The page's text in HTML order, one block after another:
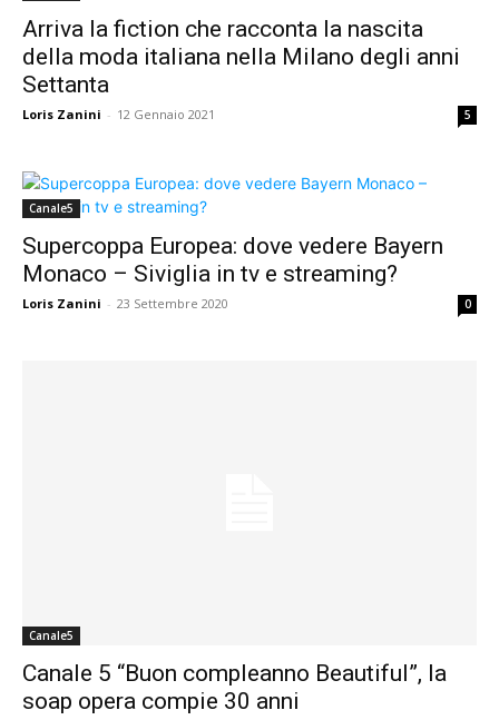
Arriva la fiction che racconta la nascita
della moda italiana nella Milano degli anni
Settanta
Loris Zanini - 12 Gennaio 2021 5
Canale5
Supercoppa Europea: dove vedere Bayern
Monaco – Siviglia in tv e streaming?
Loris Zanini - 23 Settembre 2020 0
Canale5
Canale 5 “Buon compleanno Beautiful”, la
soap opera compie 30 anni